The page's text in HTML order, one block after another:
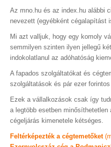
Az mno.hu és az index.hu alábbi
nevezett (egyébként cégalapítást
Mi azt valljuk, hogy egy komoly
semmilyen szinten ilyen jellegű
indokolatlanul az adóhatóság
A fapados szolgáltatókat és
szolgáltatások és pár ezer
Ezek a vállalkozások csak így
a legtöbb esetben
cégeljárás kimenetele kétséges.
Feltérképezték a cégtemetőket